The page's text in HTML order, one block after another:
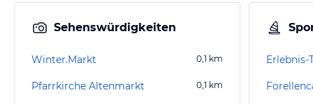
Sehenswürdigkeiten
Winter.Markt 0,1 km
Pfarrkirche Altenmarkt 0,1 km
Erlebnis-